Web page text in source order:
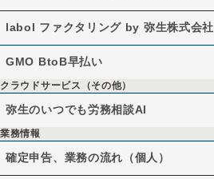
labol ファクタリング by 弥生株式会社
GMO BtoB早払い
クラウドサービス（その他）
弥生のいつでも労務相談AI
業務情報
確定申告、業務の流れ（個人）